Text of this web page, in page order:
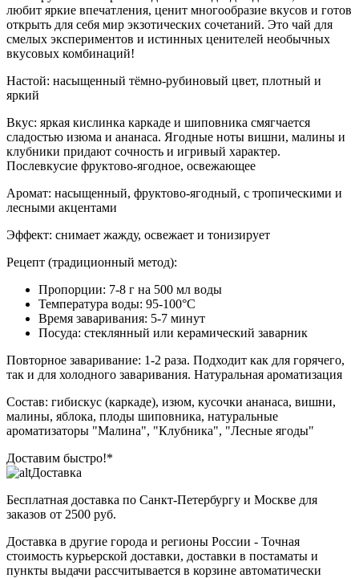
любит яркие впечатления, ценит многообразие вкусов и готов
открыть для себя мир экзотических сочетаний. Это чай для
смелых экспериментов и истинных ценителей необычных
вкусовых комбинаций!
Настой: насыщенный тёмно-рубиновый цвет, плотный и
яркий
Вкус: яркая кислинка каркаде и шиповника смягчается
сладостью изюма и ананаса. Ягодные ноты вишни, малины и
клубники придают сочность и игривый характер.
Послевкусие фруктово-ягодное, освежающее
Аромат: насыщенный, фруктово-ягодный, с тропическими и
лесными акцентами
Эффект: снимает жажду, освежает и тонизирует
Рецепт (традиционный метод):
Пропорции: 7-8 г на 500 мл воды
Температура воды: 95-100°C
Время заваривания: 5-7 минут
Посуда: стеклянный или керамический заварник
Повторное заваривание: 1-2 раза. Подходит как для горячего,
так и для холодного заваривания. Натуральная ароматизация
Состав: гибискус (каркаде), изюм, кусочки ананаса, вишни,
малины, яблока, плоды шиповника, натуральные
ароматизаторы "Малина", "Клубника", "Лесные ягоды"
Доставим быстро!*
Доставка
Бесплатная доставка по Санкт-Петербургу и Москве для
заказов от 2500 руб.
Доставка в другие города и регионы России - Точная
стоимость курьерской доставки, доставки в постаматы и
пункты выдачи рассчитывается в корзине автоматически